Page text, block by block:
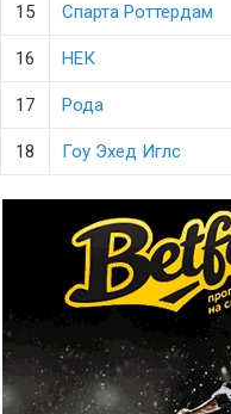
15 Спарта Роттердам
16 НЕК
17 Рода
18 Гоу Эхед Иглс